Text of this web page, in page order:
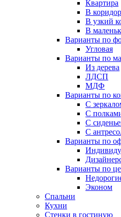
Квартира
В коридор
В узкий
В
Варианты по
Угловая
Варианты по
Из дерева
ЛДСП
МДФ
Варианты по
С
С
С
С
Варианты по
Варианты по
Эконом
Спальни
Кухни
Стенки в гостиную